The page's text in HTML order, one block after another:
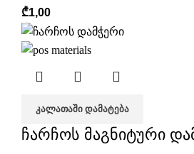
₾1,00
ᲙᲐᲚᲐᲗᲐᲨᲘ ᲓᲐᲛᲐᲢᲔᲑᲐ
ჩარჩოს მაგნიტური